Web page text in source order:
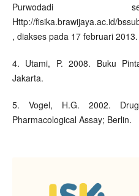
Purwodadi
Http://fisika.brawijaya.ac.id/
, diakses pada 17 februari 2013.
4. Utami, P. 2008. Buku
Jakarta.
5. Vogel, H.G. 2002.
Pharmacological Assay; Berlin.